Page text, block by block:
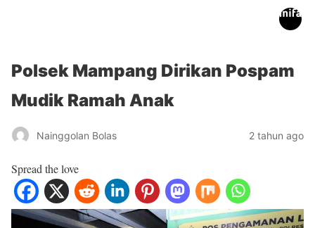
Polsek Mampang Dirikan Pospam
Mudik Ramah Anak
Nainggolan Bolas 2 tahun ago
Spread the love